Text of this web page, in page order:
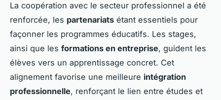
La coopération avec le secteur professionnel a été
renforcée, les partenariats étant essentiels pour
façonner les programmes éducatifs. Les stages,
ainsi que les formations en entreprise, guident les
élèves vers un apprentissage concret. Cet
alignement favorise une meilleure intégration
professionnelle, renforçant le lien entre études et